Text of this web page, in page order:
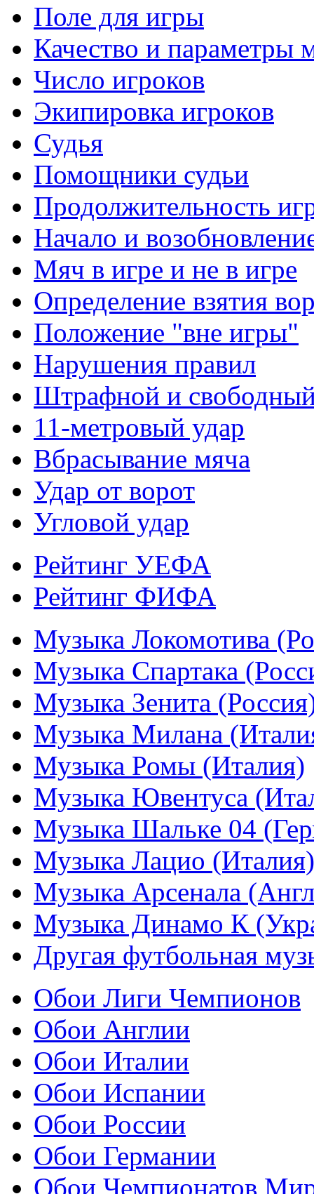
Поле для игры
Качество и параметры
Число игроков
Экипировка игроков
Судья
Помощники судьи
Продолжительность
Начало и
Мяч в игре и не в игре
Определение взятия
Положение "вне игры"
Нарушения правил
Штрафной и
11-метровый удар
Вбрасывание мяча
Удар от ворот
Угловой удар
Рейтинг УЕФА
Рейтинг ФИФА
Музыка Локомотива
Музыка Спартака
Музыка Зенита
Музыка Милана
Музыка Ромы (Италия)
Музыка Ювентуса
Музыка Шальке 04
Музыка Лацио (Италия)
Музыка Арсенала
Музыка Динамо К
Другая футбольная
Обои Лиги Чемпионов
Обои Англии
Обои Италии
Обои Испании
Обои России
Обои Германии
Обои Чемпионатов